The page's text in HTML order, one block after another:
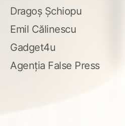
Dragoș Șchiopu
Emil Călinescu
Gadget4u
Agenția False Press